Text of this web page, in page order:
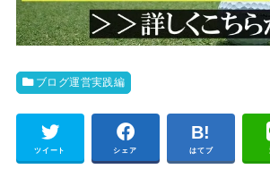
ブログ運営実践編
ツイート シェア はてブ